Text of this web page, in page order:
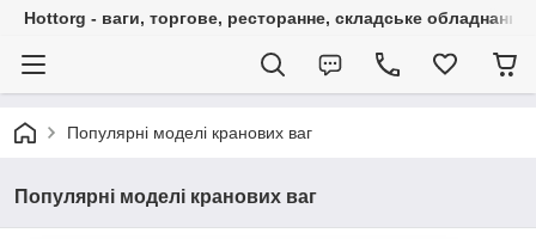
Hottorg - ваги, торгове, ресторанне, складське обладнання
Популярні моделі кранових ваг
Популярні моделі кранових ваг